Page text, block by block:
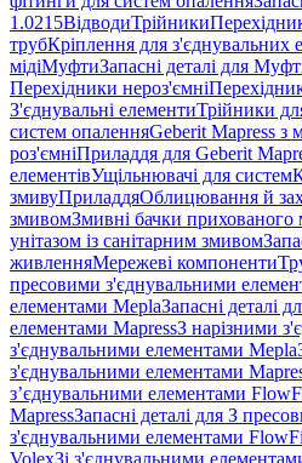
1.0215ВідводиТрійники
трубКріплення для з'єднувальних
мідіМуфтиЗапасні деталі для
Перехідники нероз'ємні
З'єднувальні елементиТрійники
систем опаленняGeberit Mapress з
роз'ємніПриладдя для Geberit
елементівУщільнювачі для систем
змивуПриладдяОблицювання й
змивомЗмивні бачки
унітазом із санітарним змивом
живленняМережеві компоненти
пресовими з'єднувальними
елементами MeplaЗапасні деталі
елементами MapressЗ нарізними
з'єднувальними елементами Mepla
з'єднувальними елементами
з’єднувальними елементами
MapressЗапасні деталі для З
з'єднувальними елементами
VolexЗі з'єднувальними